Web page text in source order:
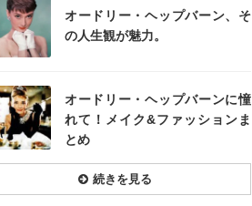
オードリー・ヘップバーン、そ
の人生観が魅力。
オードリー・ヘップバーンに憧
れて！メイク&ファッションま
とめ
続きを見る